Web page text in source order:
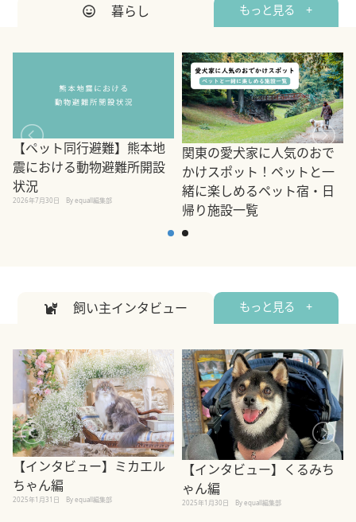
暮らし もっと見る +
【ペット同行避難】熊本地
震における動物避難所開設
状況
2026年7月30日 By equall編集部
関東の愛犬家に人気のおで
かけスポット！ペットと一
緒に楽しめるペット宿・日
帰り施設一覧
飼い主インタビュー もっと見る +
【インタビュー】ミカエル
ちゃん編
2025年1月31日 By equall編集部
【インタビュー】くるみち
ゃん編
2025年1月30日 By equall編集部